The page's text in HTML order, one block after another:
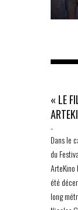
« LE
-
Dans le
du
ArteKino
été
long